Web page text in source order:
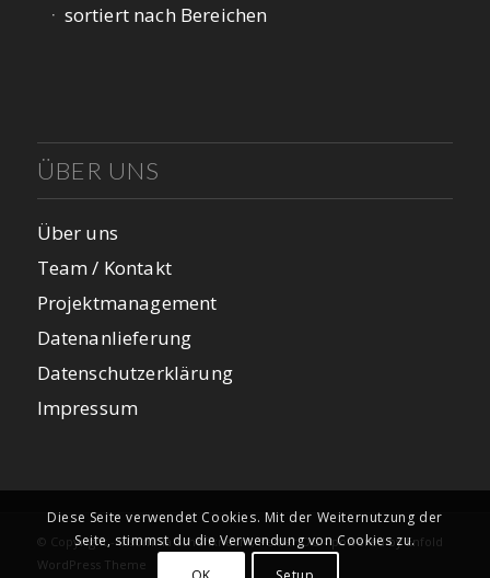
sortiert nach Bereichen
ÜBER UNS
Über uns
Team / Kontakt
Projektmanagement
Datenanlieferung
Datenschutzerklärung
Impressum
© Copyright - insomnia Scheffknecht, Peitler OG -powered by Enfold
WordPress Theme
Diese Seite verwendet Cookies. Mit der Weiternutzung der
Seite, stimmst du die Verwendung von Cookies zu.